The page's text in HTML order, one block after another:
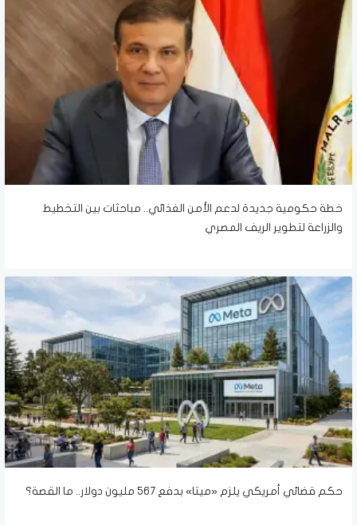
خطة حكومية جديدة لدعم الأمن الغذائي.. مباحثات بين التخطيط
والزراعة لتطوير الريف المصري
حكم قضائي أمريكي يلزم «ميتا» بدفع 567 مليون دولار.. ما القصة؟